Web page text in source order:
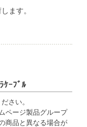
ます。
ｹｰﾌﾞﾙ
さい。
ページ製品グループ
商品と異なる場合が